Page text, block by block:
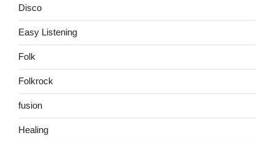
Disco
Easy Listening
Folk
Folkrock
fusion
Healing